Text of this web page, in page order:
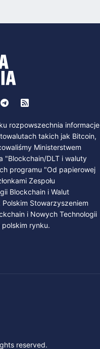
rozpowszechnia informacje
takich jak Bitcoin,
Ministerstwem
"Blockchain/DLT i waluty
programu "Od papierowej
Zespołu
Blockchain i Walut
Stowarzyszeniem
i Nowych Technologii
rynku.
reserved.